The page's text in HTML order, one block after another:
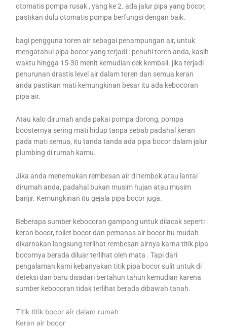
otomatis pompa rusak , yang ke 2. ada jalur pipa yang bocor,
pastikan dulu otomatis pompa berfungsi dengan baik.
bagi pengguna toren air sebagai penampungan air, untuk
mengatahui pipa bocor yang terjadi : penuhi toren anda, kasih
waktu hingga 15-30 menit kemudian cek kembali. jika terjadi
penurunan drastis level air dalam toren dan semua keran
anda pastikan mati kemungkinan besar itu ada kebocoran
pipa air.
Atau kalo dirumah anda pakai pompa dorong, pompa
boosternya sering mati hidup tanpa sebab padahal keran
pada mati semua, itu tanda tanda ada pipa bocor dalam jalur
plumbing di rumah kamu.
Jika anda menemukan rembesan air di tembok atau lantai
dirumah anda, padahal bukan musim hujan atau musim
banjir. Kemungkinan itu gejala pipa bocor juga.
Beberapa sumber kebocoran gampang untuk dilacak seperti :
keran bocor, toilet bocor dan pemanas air bocor itu mudah
dikarnakan langsung terlihat rembesan airnya karna titik pipa
bocornya berada diluar terlihat oleh mata . Tapi dari
pengalaman kami kebanyakan titik pipa bocor sulit untuk di
deteksi dan baru disadari bertahun tahun kemudian karena
sumber kebocoran tidak terlihat berada dibawah tanah.
Titik titik bocor air dalam rumah
Keran air bocor